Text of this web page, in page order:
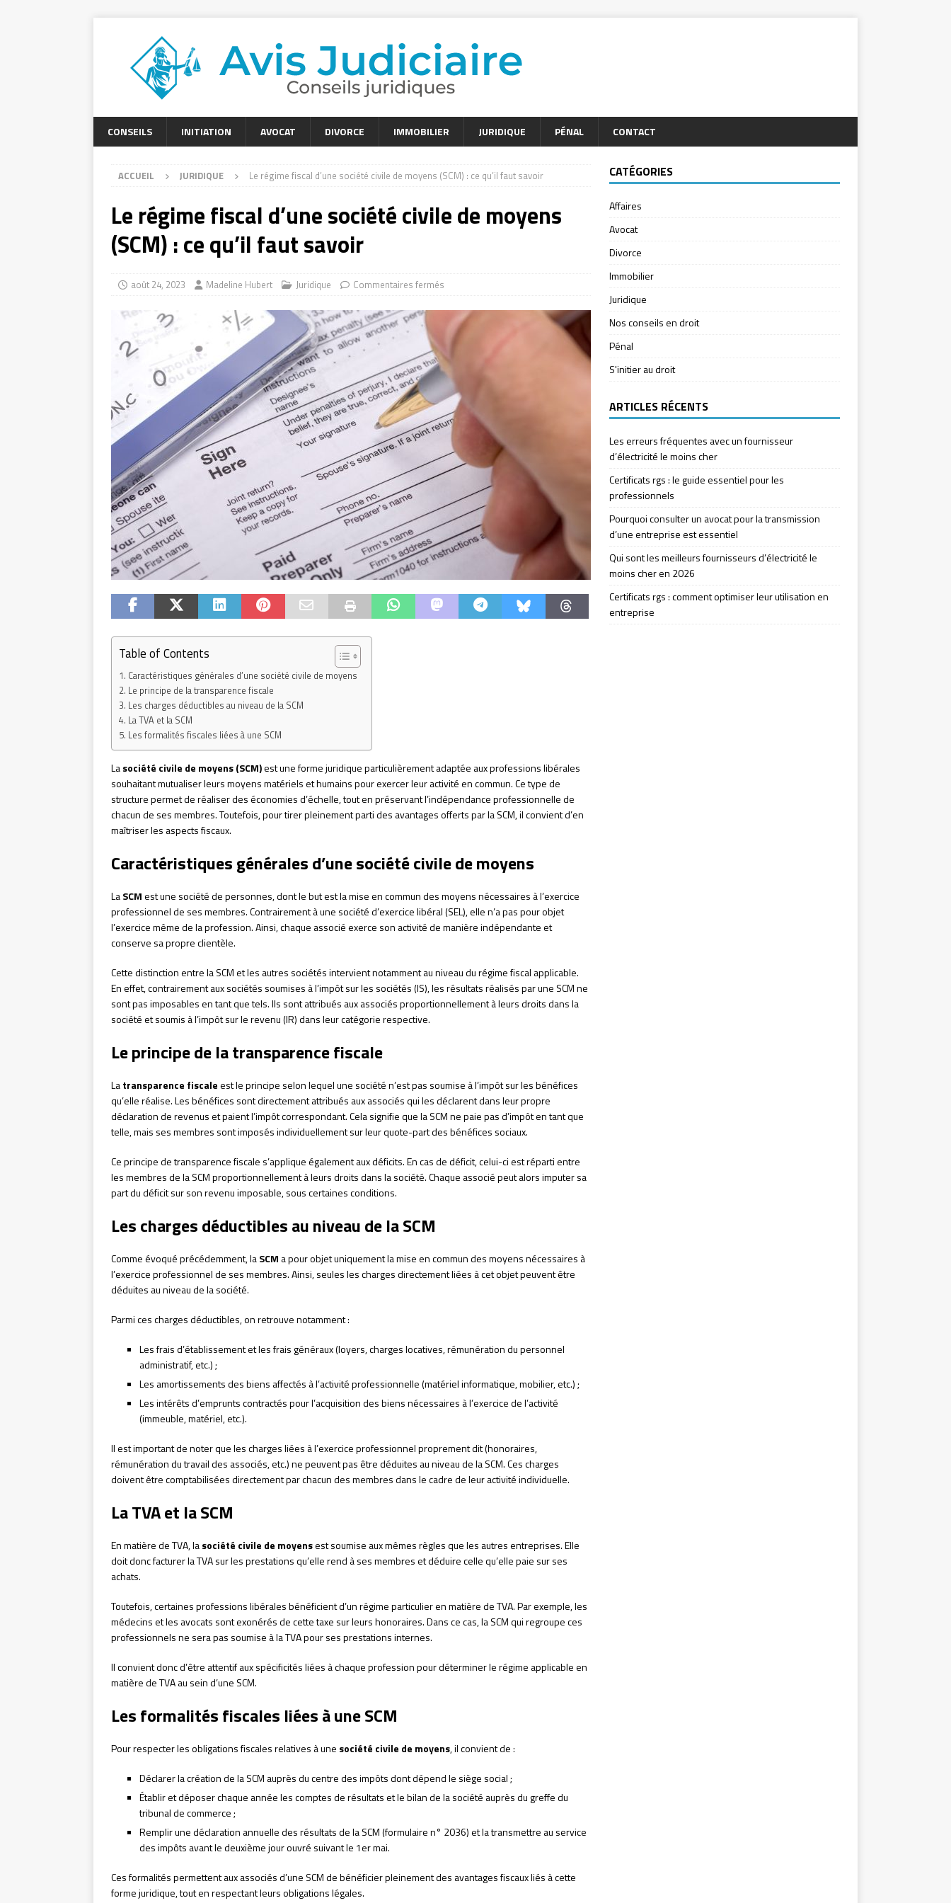
CONSEILS INITIATION AVOCAT DIVORCE IMMOBILIER JURIDIQUE PÉNAL CONTACT
ACCUEIL JURIDIQUE Le régime fiscal d’une société civile de moyens (SCM) : ce qu’il faut savoir
Le régime fiscal d’une société civile de moyens
(SCM) : ce qu’il faut savoir
août 24, 2023 Madeline Hubert Juridique Commentaires fermés
Table of Contents
Caractéristiques générales d’une société civile de moyens
Le principe de la transparence fiscale
Les charges déductibles au niveau de la SCM
La TVA et la SCM
Les formalités fiscales liées à une SCM
Lasociété civile de moyens (SCM)est une forme juridique particulièrement adaptée aux professions libérales
souhaitant mutualiser leurs moyens matériels et humains pour exercer leur activité en commun. Ce type de
structure permet de réaliser des économies d’échelle, tout en préservant l’indépendance professionnelle de
chacun de ses membres. Toutefois, pour tirer pleinement parti des avantages offerts par la SCM, il convient d’en
maîtriser les aspects fiscaux.
Caractéristiques générales d’une société civile de moyens
LaSCMest une société de personnes, dont le but est la mise en commun des moyens nécessaires à l’exercice
professionnel de ses membres. Contrairement à une société d’exercice libéral (SEL), elle n’a pas pour objet
l’exercice même de la profession. Ainsi, chaque associé exerce son activité de manière indépendante et
conserve sa propre clientèle.
Cette distinction entre la SCM et les autres sociétés intervient notamment au niveau du régime fiscal applicable.
En effet, contrairement aux sociétés soumises à l’impôt sur les sociétés (IS), les résultats réalisés par une SCM ne
sont pas imposables en tant que tels. Ils sont attribués aux associés proportionnellement à leurs droits dans la
société et soumis à l’impôt sur le revenu (IR) dans leur catégorie respective.
Le principe de la transparence fiscale
Latransparence fiscaleest le principe selon lequel une société n’est pas soumise à l’impôt sur les bénéfices
qu’elle réalise. Les bénéfices sont directement attribués aux associés qui les déclarent dans leur propre
déclaration de revenus et paient l’impôt correspondant. Cela signifie que la SCM ne paie pas d’impôt en tant que
telle, mais ses membres sont imposés individuellement sur leur quote-part des bénéfices sociaux.
Ce principe de transparence fiscale s’applique également aux déficits. En cas de déficit, celui-ci est réparti entre
les membres de la SCM proportionnellement à leurs droits dans la société. Chaque associé peut alors imputer sa
part du déficit sur son revenu imposable, sous certaines conditions.
Les charges déductibles au niveau de la SCM
Comme évoqué précédemment, laSCM a pour objet uniquement la mise en commun des moyens nécessaires à
l’exercice professionnel de ses membres. Ainsi, seules les charges directement liées à cet objet peuvent être
déduites au niveau de la société.
Parmi ces charges déductibles, on retrouve notamment :
Les frais d’établissement et les frais généraux (loyers, charges locatives, rémunération du personnel
administratif, etc.) ;
Les amortissements des biens affectés à l’activité professionnelle (matériel informatique, mobilier, etc.) ;
Les intérêts d’emprunts contractés pour l’acquisition des biens nécessaires à l’exercice de l’activité
(immeuble, matériel, etc.).
Il est important de noter que les charges liées à l’exercice professionnel proprement dit (honoraires,
rémunération du travail des associés, etc.) ne peuvent pas être déduites au niveau de la SCM. Ces charges
doivent être comptabilisées directement par chacun des membres dans le cadre de leur activité individuelle.
La TVA et la SCM
En matière de TVA, lasociété civile de moyensest soumise aux mêmes règles que les autres entreprises. Elle
doit donc facturer la TVA sur les prestations qu’elle rend à ses membres et déduire celle qu’elle paie sur ses
achats.
Toutefois, certaines professions libérales bénéficient d’un régime particulier en matière de TVA. Par exemple, les
médecins et les avocats sont exonérés de cette taxe sur leurs honoraires. Dans ce cas, la SCM qui regroupe ces
professionnels ne sera pas soumise à la TVA pour ses prestations internes.
Il convient donc d’être attentif aux spécificités liées à chaque profession pour déterminer le régime applicable en
matière de TVA au sein d’une SCM.
Les formalités fiscales liées à une SCM
Pour respecter les obligations fiscales relatives à une société civile de moyens, il convient de :
Déclarer la création de la SCM auprès du centre des impôts dont dépend le siège social ;
Établir et déposer chaque année les comptes de résultats et le bilan de la société auprès du greffe du
tribunal de commerce ;
Remplir une déclaration annuelle des résultats de la SCM (formulaire n° 2036) et la transmettre au service
des impôts avant le deuxième jour ouvré suivant le 1er mai.
Ces formalités permettent aux associés d’une SCM de bénéficier pleinement des avantages fiscaux liés à cette
forme juridique, tout en respectant leurs obligations légales.
CATÉGORIES
Affaires
Avocat
Divorce
Immobilier
Juridique
Nos conseils en droit
Pénal
S'initier au droit
ARTICLES RÉCENTS
Les erreurs fréquentes avec un fournisseur
d’électricité le moins cher
Certificats rgs : le guide essentiel pour les
professionnels
Pourquoi consulter un avocat pour la transmission
d’une entreprise est essentiel
Qui sont les meilleurs fournisseurs d’électricité le
moins cher en 2026
Certificats rgs : comment optimiser leur utilisation en
entreprise